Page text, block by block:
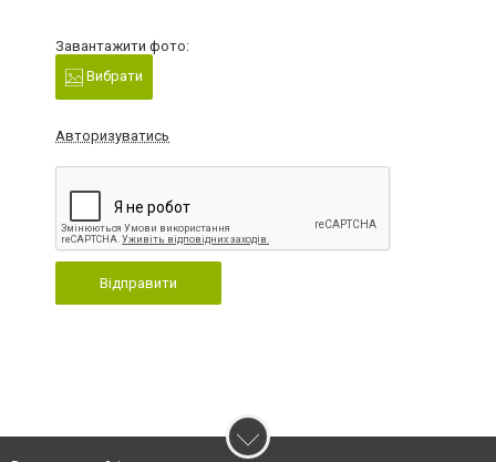
Завантажити фото:
Вибрати
Авторизуватись
Відправити